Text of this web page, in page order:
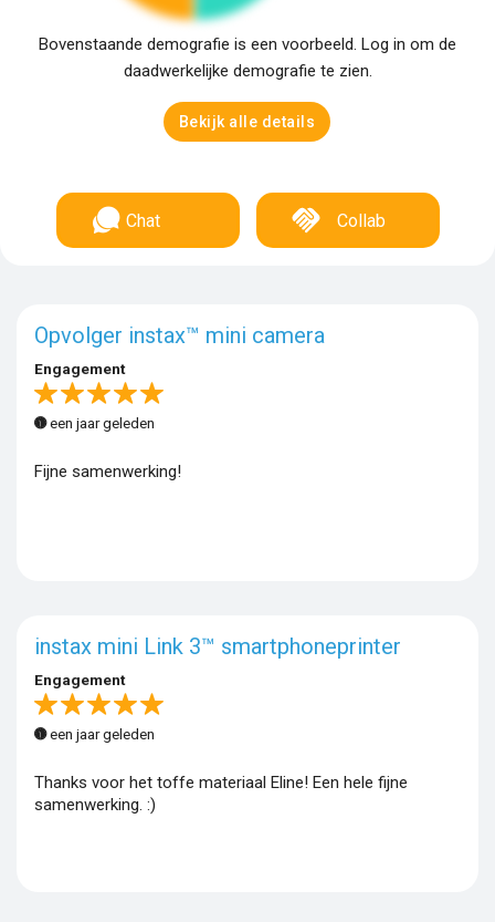
Bovenstaande demografie is een voorbeeld. Log in om de
daadwerkelijke demografie te zien.
Bekijk alle details
Chat Collab
Opvolger instax™ mini camera
Engagement
een jaar geleden
Fijne samenwerking!
instax mini Link 3™ smartphoneprinter
Engagement
een jaar geleden
Thanks voor het toffe materiaal Eline! Een hele fijne
samenwerking. :)